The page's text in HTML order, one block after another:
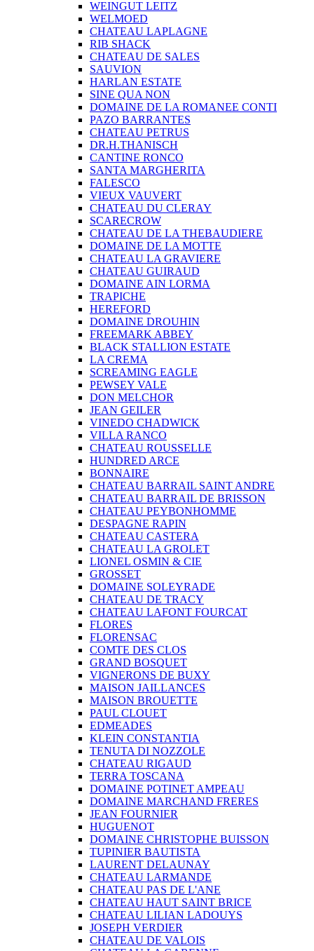
WEINGUT LEITZ
WELMOED
CHATEAU LAPLAGNE
RIB SHACK
CHATEAU DE SALES
SAUVION
HARLAN ESTATE
SINE QUA NON
DOMAINE DE LA ROMANEE CONTI
PAZO BARRANTES
CHATEAU PETRUS
DR.H.THANISCH
CANTINE RONCO
SANTA MARGHERITA
FALESCO
VIEUX VAUVERT
CHATEAU DU CLERAY
SCARECROW
CHATEAU DE LA THEBAUDIERE
DOMAINE DE LA MOTTE
CHATEAU LA GRAVIERE
CHATEAU GUIRAUD
DOMAINE AIN LORMA
TRAPICHE
HEREFORD
DOMAINE DROUHIN
FREEMARK ABBEY
BLACK STALLION ESTATE
LA CREMA
SCREAMING EAGLE
PEWSEY VALE
DON MELCHOR
JEAN GEILER
VINEDO CHADWICK
VILLA RANCO
CHATEAU ROUSSELLE
HUNDRED ARCE
BONNAIRE
CHATEAU BARRAIL SAINT ANDRE
CHATEAU BARRAIL DE BRISSON
CHATEAU PEYBONHOMME
DESPAGNE RAPIN
CHATEAU CASTERA
CHATEAU LA GROLET
LIONEL OSMIN & CIE
GROSSET
DOMAINE SOLEYRADE
CHATEAU DE TRACY
CHATEAU LAFONT FOURCAT
FLORES
FLORENSAC
COMTE DES CLOS
GRAND BOSQUET
VIGNERONS DE BUXY
MAISON JAILLANCES
MAISON BROUETTE
PAUL CLOUET
EDMEADES
KLEIN CONSTANTIA
TENUTA DI NOZZOLE
CHATEAU RIGAUD
TERRA TOSCANA
DOMAINE POTINET AMPEAU
DOMAINE MARCHAND FRERES
JEAN FOURNIER
HUGUENOT
DOMAINE CHRISTOPHE BUISSON
TUPINIER BAUTISTA
LAURENT DELAUNAY
CHATEAU LARMANDE
CHATEAU PAS DE L'ANE
CHATEAU HAUT SAINT BRICE
CHATEAU LILIAN LADOUYS
JOSEPH VERDIER
CHATEAU DE VALOIS